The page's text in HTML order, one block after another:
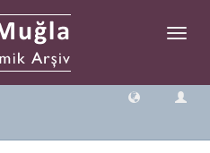
Geçiş